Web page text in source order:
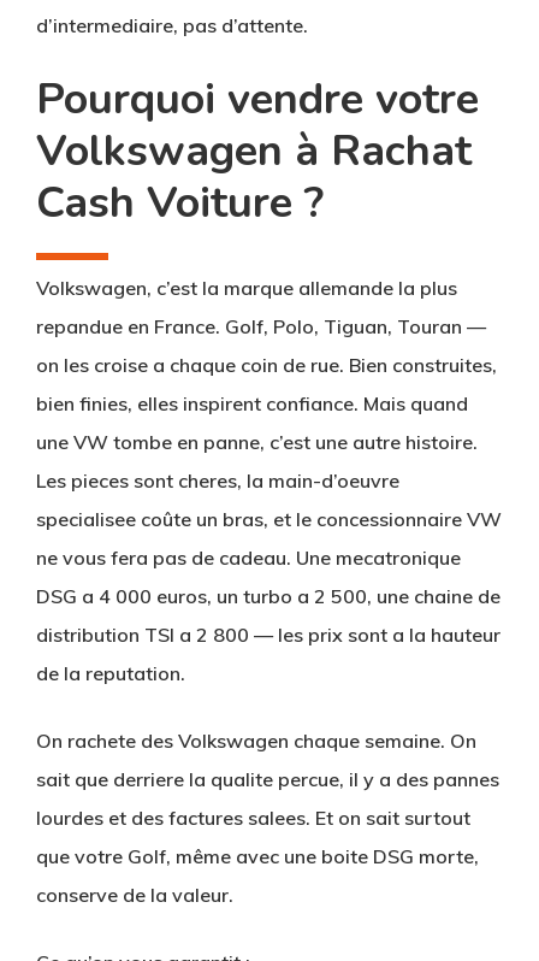
d’intermediaire, pas d’attente.
Pourquoi vendre votre
Volkswagen à Rachat
Cash Voiture ?
Volkswagen, c’est la marque allemande la plus
repandue en France. Golf, Polo, Tiguan, Touran —
on les croise a chaque coin de rue. Bien construites,
bien finies, elles inspirent confiance. Mais quand
une VW tombe en panne, c’est une autre histoire.
Les pieces sont cheres, la main-d’oeuvre
specialisee coûte un bras, et le concessionnaire VW
ne vous fera pas de cadeau. Une mecatronique
DSG a 4 000 euros, un turbo a 2 500, une chaine de
distribution TSI a 2 800 — les prix sont a la hauteur
de la reputation.
On rachete des Volkswagen chaque semaine. On
sait que derriere la qualite percue, il y a des pannes
lourdes et des factures salees. Et on sait surtout
que votre Golf, même avec une boite DSG morte,
conserve de la valeur.